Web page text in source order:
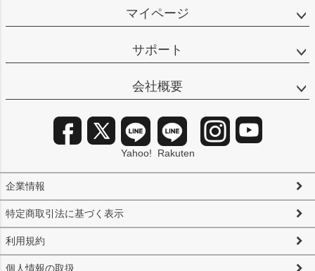
マイページ
サポート
会社概要
企業情報
特定商取引法に基づく表示
利用規約
個人情報の取扱
Yahoo! Rakuten